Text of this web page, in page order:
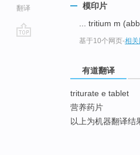
翻译
模印片
... tritium m
基于10个网页-相
有道翻译
triturate e tablet
营养药片
以上为机器翻译结